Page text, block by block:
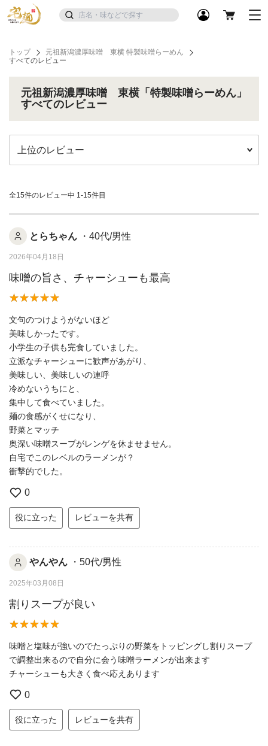
トップ
元祖新潟濃厚味噌 東横 特製味噌らーめん
すべてのレビュー
元祖新潟濃厚味噌 東横「特製味噌らーめん」
すべてのレビュー
全15件のレビュー中 1-15件目
とらちゃん ・40代/男性
2026年04月18日
味噌󠄀の旨さ、チャーシューも最高
文句のつけようがないほど
美味しかったです。
小学生の子供も完食していました。
立派なチャーシューに歓声があがり、
美味しい、美味しいの連呼
冷めないうちにと、
集中して食べていました。
麺の食感がくせになり、
野菜とマッチ
奥深い味噌󠄀スープがレンゲを休ませません。
自宅でこのレベルのラーメンが？
衝撃的でした。
0
役に立った レビューを共有
やんやん ・50代/男性
2025年03月08日
割りスープが良い
味噌と塩味が強いのでたっぷりの野菜をトッピングし割りスープ
で調整出来るので自分に会う味噌ラーメンが出来ます
チャーシューも大きく食べ応えあります
0
役に立った レビューを共有